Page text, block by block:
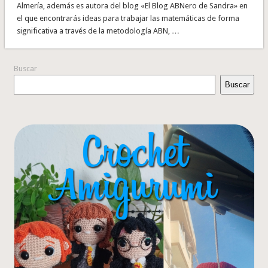
Almería, además es autora del blog «El Blog ABNero de Sandra» en
el que encontrarás ideas para trabajar las matemáticas de forma
significativa a través de la metodología ABN, …
Buscar
Buscar